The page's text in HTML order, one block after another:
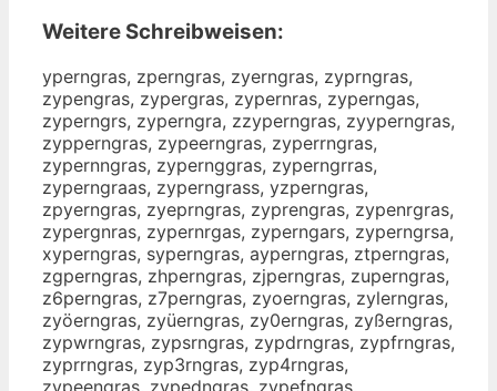
Weitere Schreibweisen:
yperngras, zperngras, zyerngras, zyprngras,
zypengras, zypergras, zypernras, zyperngas,
zyperngrs, zyperngra, zzyperngras, zyyperngras,
zypperngras, zypeerngras, zyperrngras,
zypernngras, zypernggras, zyperngrras,
zyperngraas, zyperngrass, yzperngras,
zpyerngras, zyeprngras, zyprengras, zypenrgras,
zypergnras, zypernrgas, zyperngars, zyperngrsa,
xyperngras, syperngras, ayperngras, ztperngras,
zgperngras, zhperngras, zjperngras, zuperngras,
z6perngras, z7perngras, zyoerngras, zylerngras,
zyöerngras, zyüerngras, zy0erngras, zyßerngras,
zypwrngras, zypsrngras, zypdrngras, zypfrngras,
zyprrngras, zyp3rngras, zyp4rngras,
zypeengras, zypedngras, zypefngras,